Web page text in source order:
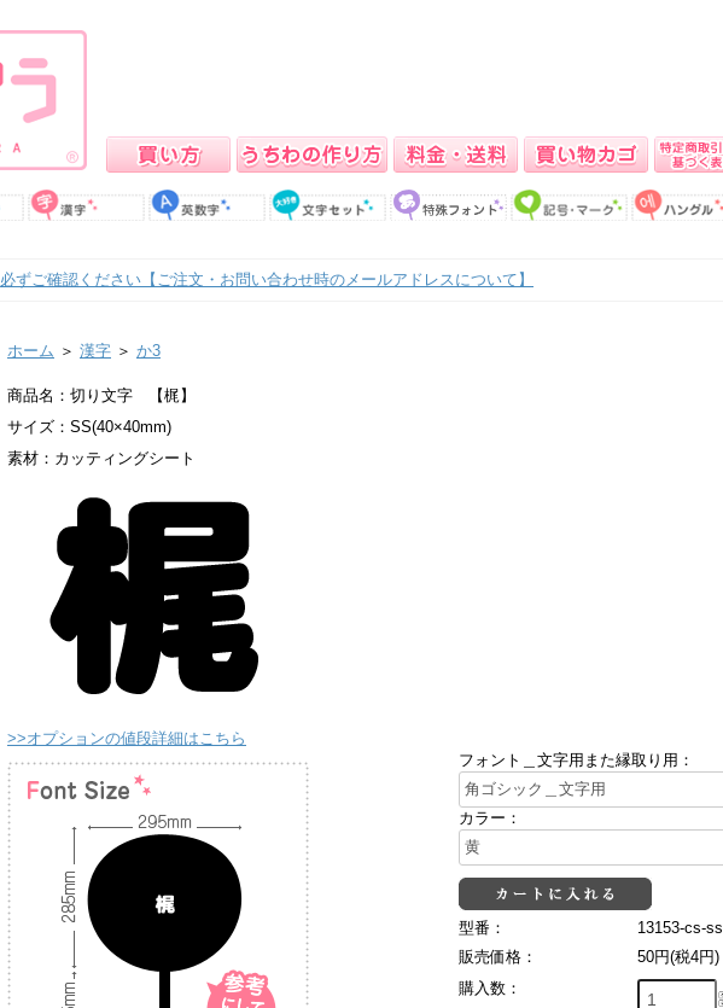
必ずご確認ください【ご注文・お問い合わせ時のメールアドレスについて】
ホーム ＞ 漢字 ＞ か3
商品名：切り文字 【梶】
サイズ：SS(40×40mm)
素材：カッティングシート
>>オプションの値段詳細はこちら
フォント＿文字用また縁取り用：
カラー：
型番：
13153-cs-ss
販売価格：
50円(税4円)
購入数：